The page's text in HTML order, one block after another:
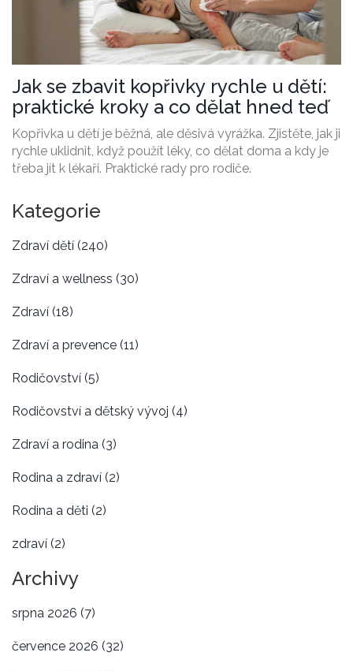
Jak se zbavit kopřivky rychle u dětí:
praktické kroky a co dělat hned teď
Kopřivka u dětí je běžná, ale děsivá vyrážka. Zjistěte, jak ji
rychle uklidnit, když použít léky, co dělat doma a kdy je
třeba jít k lékaři. Praktické rady pro rodiče.
Kategorie
Zdraví dětí (240)
Zdraví a wellness (30)
Zdraví (18)
Zdraví a prevence (11)
Rodičovství (5)
Rodičovství a dětský vývoj (4)
Zdraví a rodina (3)
Rodina a zdraví (2)
Rodina a děti (2)
zdraví (2)
Archivy
srpna 2026 (7)
července 2026 (32)